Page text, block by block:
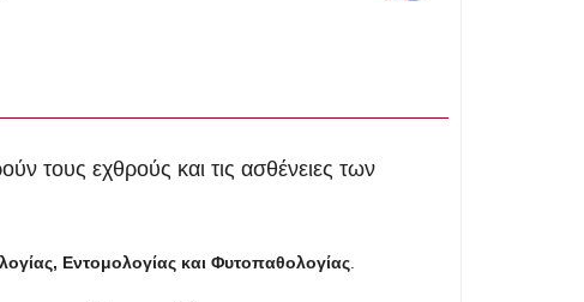
τους εχθρούς και τις ασθένειες των
Εντομολογίας και Φυτοπαθολογίας